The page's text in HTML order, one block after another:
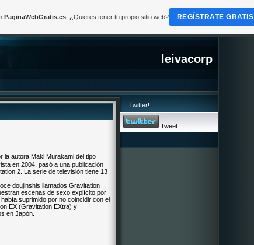
leivacorp
la autora Maki Murakami del tipo
en 2004, pasó a una publicación
2. La serie de televisión tiene 13
doujinshis llamados Gravitation
escenas de sexo explícito por
suprimido por no coincidir con el
EX (Gravitation EXtra) y
en Japón.
Twitter!
Tweet
PaginaWebGratis.es. ¿Quieres tener tu propio sitio web? REGÍSTRATE GRATIS